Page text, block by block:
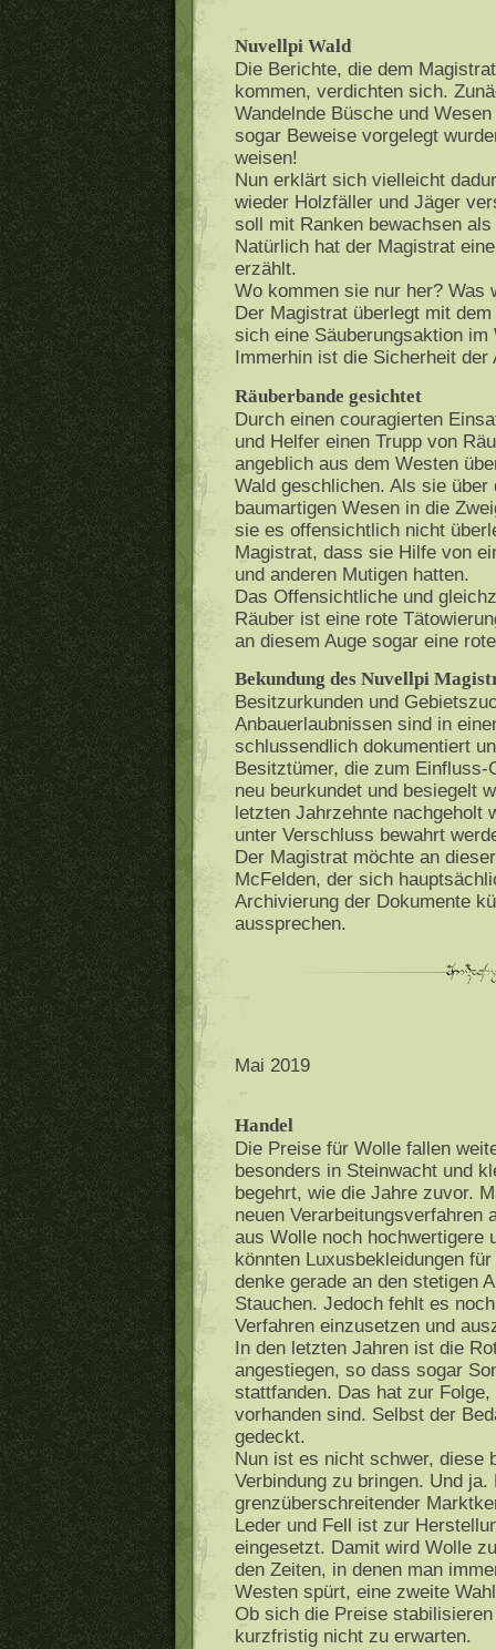
Nuvellpi Wald
Die Berichte, die dem
kommen, verdichten sich.
Wandelnde Büsche und
sogar Beweise vorgelegt
weisen!
Nun erklärt sich vielleicht
wieder Holzfäller und Jäger
soll mit Ranken bewachsen
Natürlich hat der Magistrat
erzählt.
Wo kommen sie nur her? Was
Der Magistrat überlegt mit
sich eine Säuberungsaktion
Immerhin ist die Sicherheit der
Räuberbande gesichtet
Durch einen couragierten
und Helfer einen Trupp von
angeblich aus dem Westen
Wald geschlichen. Als sie
baumartigen Wesen in die
sie es offensichtlich nicht
Magistrat, dass sie Hilfe von
und anderen Mutigen hatten.
Das Offensichtliche und
Räuber ist eine rote
an diesem Auge sogar eine
Bekundung des Nuvellpi
Besitzurkunden und
Anbauerlaubnissen sind in
schlussendlich dokumentiert
Besitztümer, die zum
neu beurkundet und besiegelt
letzten Jahrzehnte nachgeholt
unter Verschluss bewahrt
Der Magistrat möchte an
McFelden, der sich
Archivierung der Dokumente
aussprechen.
Mai 2019
Handel
Die Preise für Wolle fallen
besonders in Steinwacht und
begehrt, wie die Jahre zuvor.
neuen Verarbeitungsverfahren
aus Wolle noch hochwertigere
könnten Luxusbekleidungen
denke gerade an den stetigen
Stauchen. Jedoch fehlt es
Verfahren einzusetzen und
In den letzten Jahren ist die
angestiegen, so dass sogar
stattfanden. Das hat zur
vorhanden sind. Selbst der
gedeckt.
Nun ist es nicht schwer, diese
Verbindung zu bringen. Und
grenzüberschreitender
Leder und Fell ist zur
eingesetzt. Damit wird Wolle
den Zeiten, in denen man
Westen spürt, eine zweite
Ob sich die Preise
kurzfristig nicht zu erwarten.